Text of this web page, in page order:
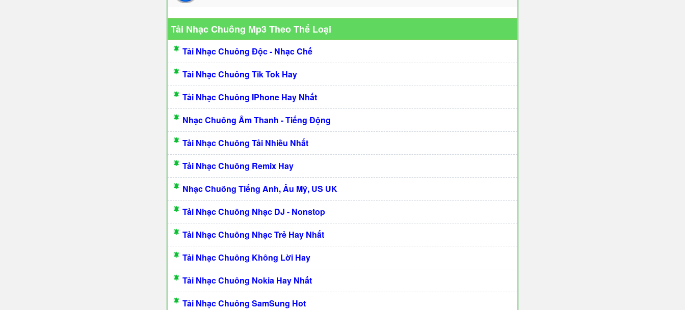
Tải Nhạc Chuông Mp3 Theo Thể Loại
Tải Nhạc Chuông Độc - Nhạc Chế
Tải Nhạc Chuông Tik Tok Hay
Tải Nhạc Chuông IPhone Hay Nhất
Nhạc Chuông Âm Thanh - Tiếng Động
Tải Nhạc Chuông Tải Nhiều Nhất
Tải Nhạc Chuông Remix Hay
Nhạc Chuông Tiếng Anh, Âu Mỹ, US UK
Tải Nhạc Chuông Nhạc DJ - Nonstop
Tải Nhạc Chuông Nhạc Trẻ Hay Nhất
Tải Nhạc Chuông Không Lời Hay
Tải Nhạc Chuông Nokia Hay Nhất
Tải Nhạc Chuông SamSung Hot